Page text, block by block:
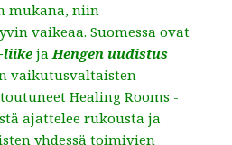
mukana, niin
vaikeaa. Suomessa ovat
liike jaHengen uudistus
vaikutusvaltaisten
Healing Rooms -
ajattelee rukousta ja
yhdessä toimivien